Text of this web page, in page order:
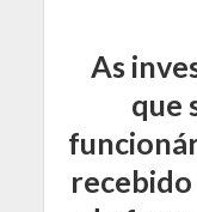
As
que